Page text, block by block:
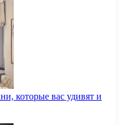
которые вас удивят и